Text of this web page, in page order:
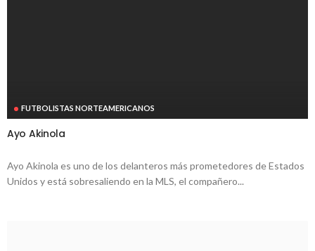
FUTBOLISTAS NORTEAMERICANOS
Ayo Akinola
Ayo Akinola es uno de los delanteros más prometedores de Estados
Unidos y está sobresaliendo en la MLS, el compañero...